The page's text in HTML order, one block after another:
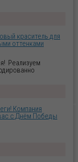
краситель для
оттенками
Реализуем
Компания
с Днём Победы